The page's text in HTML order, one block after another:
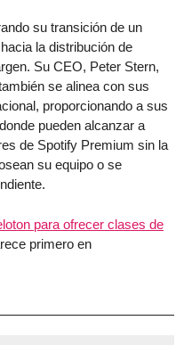
su transición de un
la distribución de
Su CEO, Peter Stern,
se alinea con sus
proporcionando a sus
pueden alcanzar a
de Spotify Premium sin la
su equipo o se
para ofrecer clases de
primero en